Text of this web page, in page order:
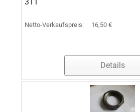
Netto-Verkaufspreis: 16,50 €
Details